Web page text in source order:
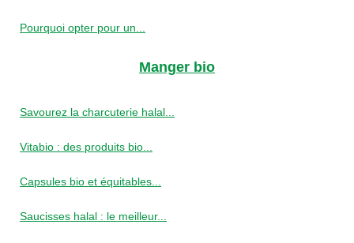
Pourquoi opter pour un...
Manger bio
Savourez la charcuterie halal...
Vitabio : des produits bio...
Capsules bio et équitables...
Saucisses halal : le meilleur...